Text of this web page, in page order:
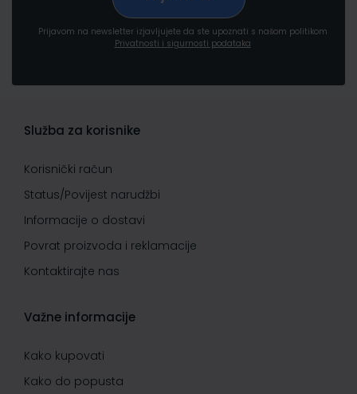
Prijavom na newsletter izjavljujete da ste upoznati s našom politikom
Privatnosti i sigurnosti podataka
Služba za korisnike
Korisnički račun
Status/Povijest narudžbi
Informacije o dostavi
Povrat proizvoda i reklamacije
Kontaktirajte nas
Važne informacije
Kako kupovati
Kako do popusta